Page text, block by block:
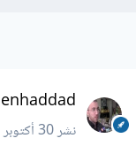
نشر30 أكتوبر 2015